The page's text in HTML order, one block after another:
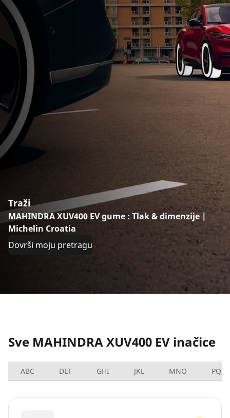
Traži
MAHINDRA XUV400 EV gume : Tlak & dimenzije |
Michelin Croatia
Dovrši moju pretragu
Sve MAHINDRA XUV400 EV inačice
ABC DEF GHI JKL MNO PQRS